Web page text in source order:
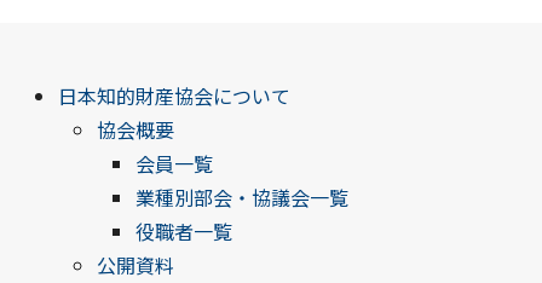
日本知的財産協会について
協会概要
会員一覧
業種別部会・協議会一覧
役職者一覧
公開資料